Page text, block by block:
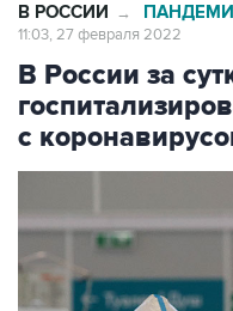
В РОССИИ →
11:03, 27 февраля 2022
В России за
с